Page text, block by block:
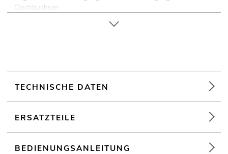
Cinchbuchsen
DJs / Alleinunterhalter; mobilen Einsatz
TECHNISCHE DATEN
ERSATZTEILE
BEDIENUNGSANLEITUNG